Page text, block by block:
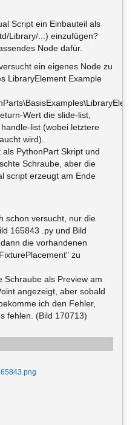
Script ein Einbauteil als
Library/...) einzufügen?
Node dafür.
ein eigenes Node zu
LibraryElement Example
Wert die slide-list,
list (wobei letztere
wird).
PythonPart Skript und
Schraube, aber die
script erzeugt am Ende
schon versucht, nur die
165843 .py und Bild
die vorhandenen
zu
Schraube als Preview am
angezeigt, aber sobald
ich den Fehler,
fehlen. (Bild 170713)